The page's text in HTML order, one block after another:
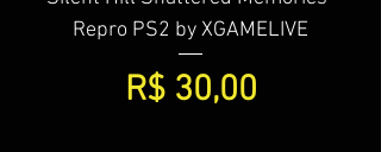
Repro PS2 by XGAMELIVE
Preço
R$ 30,00